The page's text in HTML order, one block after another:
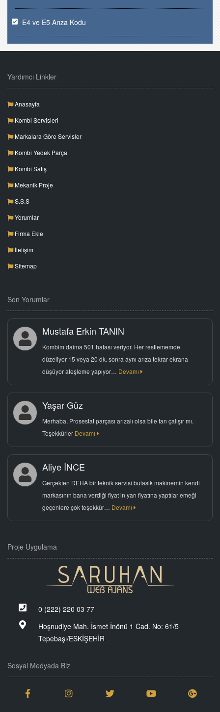
E4 ve E5 Arıza Kodu
Yardımcı Linkler
Anasayfa
Kombi Servisleri
Markalara Göre Servisler
Kombi Yedek Parça
Kombi Satış
Mekanik Proje
S.S.S
Yorumlar
Firma Ekle
İletişim
Sitemap
Son Yorumlar
Mustafa Erkin TANIN
Kombim daima 501 hatası veriyor. Her restlememde
düzeliyor 15 veya 20 dk. sonra aynı arıza tekrar ekrana
düşüyor ateşleme yapıyor… Devamı
Yaşar Güz
Merhaba, Prosestat parçası arızalı olsa bile fan çalışır mı.
Teşekkürler Devamı
Aliye İNCE
Gerçekten DEHA bir teknik servisi bulasik makinemin kendi
markasının bana verdiği fiyat in yarı fiyatına yaptılar emeği
geçenlere çok teşekkür… Devamı
Proje Uygulama
0 (222) 220 03 77
Hoşnudiye Mah. İsmet İnönü 1 Cad. No: 61/5
Tepebaşı/ESKİŞEHİR
Sosyal Medyada Biz